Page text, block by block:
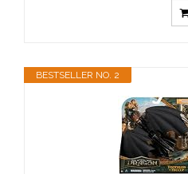
BESTSELLER NO. 2